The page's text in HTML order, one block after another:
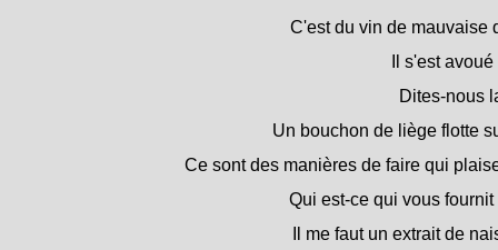
C'est du vin de mauvaise
Il s'est
Dites-nous
Un bouchon de liège flotte
Ce sont des manières de faire qui
Qui est-ce qui vous fournit
Il me faut un extrait de